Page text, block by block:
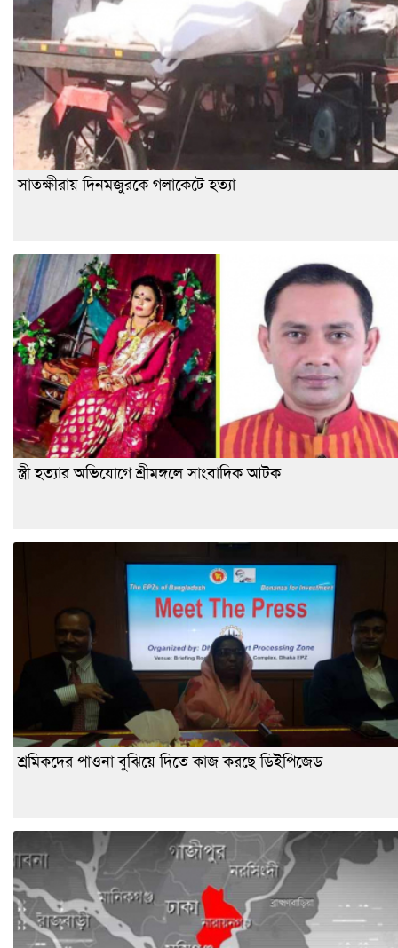
সাতক্ষীরায় দিনমজুরকে গলাকেটে হত্যা
স্ত্রী হত্যার অভিযোগে শ্রীমঙ্গলে সাংবাদিক আটক
শ্রমিকদের পাওনা বুঝিয়ে দিতে কাজ করছে ডিইপিজেড